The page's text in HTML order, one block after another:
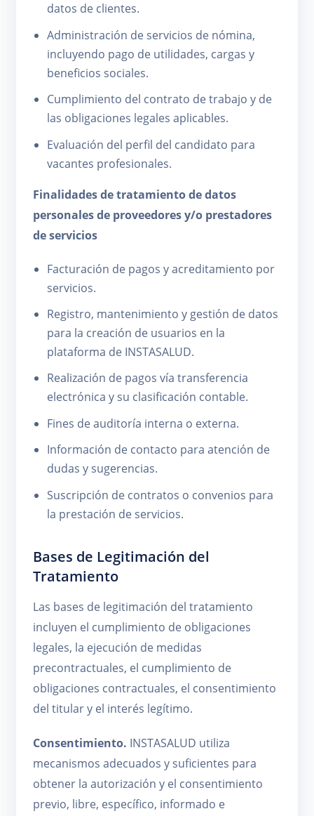
datos de clientes.
Administración de servicios de nómina,
incluyendo pago de utilidades, cargas y
beneficios sociales.
Cumplimiento del contrato de trabajo y de
las obligaciones legales aplicables.
Evaluación del perfil del candidato para
vacantes profesionales.
Finalidades de tratamiento de datos
personales de proveedores y/o prestadores
de servicios
Facturación de pagos y acreditamiento por
servicios.
Registro, mantenimiento y gestión de datos
para la creación de usuarios en la
plataforma de INSTASALUD.
Realización de pagos vía transferencia
electrónica y su clasificación contable.
Fines de auditoría interna o externa.
Información de contacto para atención de
dudas y sugerencias.
Suscripción de contratos o convenios para
la prestación de servicios.
Bases de Legitimación del
Tratamiento
Las bases de legitimación del tratamiento
incluyen el cumplimiento de obligaciones
legales, la ejecución de medidas
precontractuales, el cumplimiento de
obligaciones contractuales, el consentimiento
del titular y el interés legítimo.
Consentimiento. INSTASALUD utiliza
mecanismos adecuados y suficientes para
obtener la autorización y el consentimiento
previo, libre, específico, informado e